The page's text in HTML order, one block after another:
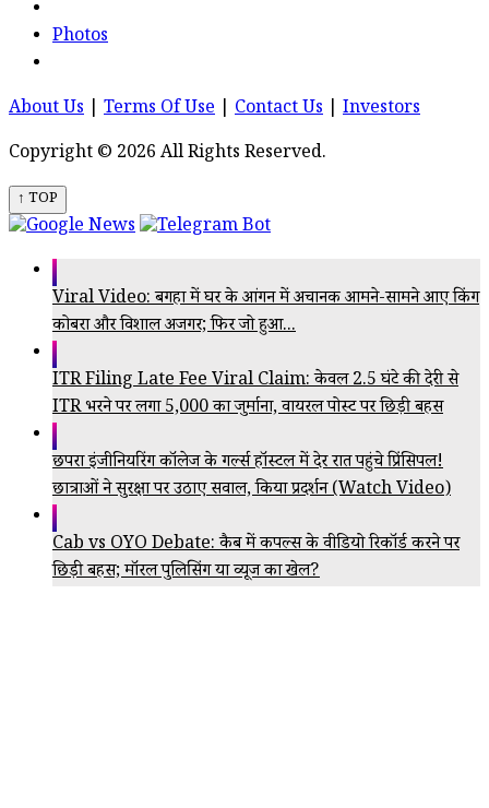
Photos
About Us Terms Of Use Contact Us
Investors
Copyright © 2026 All Rights Reserved.
↑ TOP
Viral Video: बगहा में घर के आंगन में अचानक आमने-सामने आए किंग
कोबरा और विशाल अजगर; फिर जो हुआ...
ITR Filing Late Fee Viral Claim: केवल 2.5 घंटे की देरी से
ITR भरने पर लगा ₹5,000 का जुर्माना, वायरल पोस्ट पर छिड़ी बहस
छपरा इंजीनियरिंग कॉलेज के गर्ल्स हॉस्टल में देर रात पहुंचे प्रिंसिपल!
छात्राओं ने सुरक्षा पर उठाए सवाल, किया प्रदर्शन (Watch Video)
Cab vs OYO Debate: कैब में कपल्स के वीडियो रिकॉर्ड करने पर
छिड़ी बहस; मॉरल पुलिसिंग या व्यूज का खेल?